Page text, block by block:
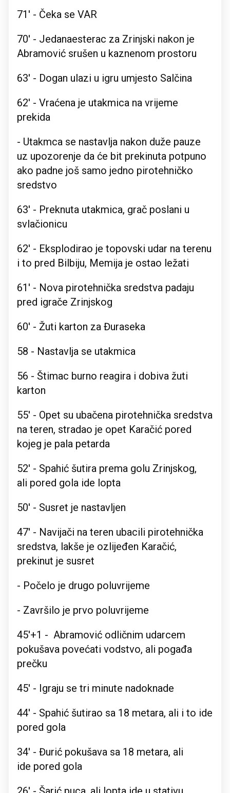
71' - Čeka se VAR
70' - Jedanaesterac za Zrinjski nakon je
Abramović srušen u kaznenom prostoru
63' - Dogan ulazi u igru umjesto Salčina
62' - Vraćena je utakmica na vrijeme
prekida
- Utakmca se nastavlja nakon duže pauze
uz upozorenje da će bit prekinuta potpuno
ako padne još samo jedno pirotehničko
sredstvo
63' - Preknuta utakmica, grač poslani u
svlačionicu
62' - Eksplodirao je topovski udar na terenu
i to pred Bilbiju, Memija je ostao ležati
61' - Nova pirotehnička sredstva padaju
pred igrače Zrinjskog
60' - Žuti karton za Đuraseka
58 - Nastavlja se utakmica
56 - Štimac burno reagira i dobiva žuti
karton
55' - Opet su ubačena pirotehnička sredstva
na teren, stradao je opet Karačić pored
kojeg je pala petarda
52' - Spahić šutira prema golu Zrinjskog,
ali pored gola ide lopta
50' - Susret je nastavljen
47' - Navijači na teren ubacili pirotehnička
sredstva, lakše je ozlijeđen Karačić,
prekinut je susret
- Počelo je drugo poluvrijeme
- Završilo je prvo poluvrijeme
45'+1 - Abramović odličnim udarcem
pokušava povećati vodstvo, ali pogađa
prečku
45' - Igraju se tri minute nadoknade
44' - Spahić šutirao sa 18 metara, ali i to ide
pored gola
34' - Đurić pokušava sa 18 metara, ali
ide pored gola